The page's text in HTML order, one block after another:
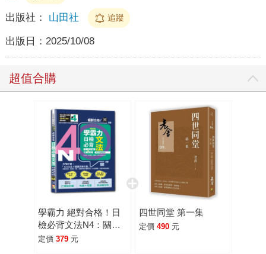
出版社： 山田社 追蹤
出版日： 2025/10/08
超值合購
學霸力 絕對合格！日
檢必背文法N4：關鍵
詞記憶×日劇情境—附
定價 379 元
四世同堂 第一集
定價 490 元